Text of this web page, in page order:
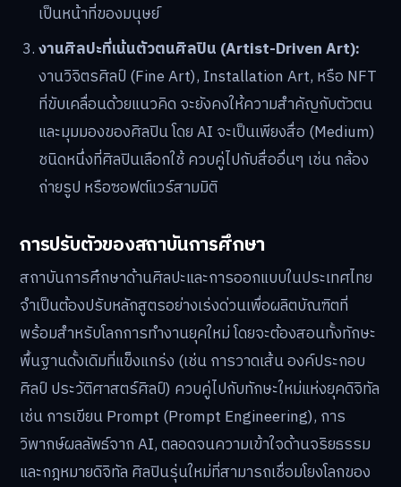
เป็นหน้าที่ของมนุษย์
งานศิลปะที่เน้นตัวตนศิลปิน (Artist-Driven Art):
งานวิจิตรศิลป์ (Fine Art), Installation Art, หรือ NFT
ที่ขับเคลื่อนด้วยแนวคิด จะยังคงให้ความสำคัญกับตัวตน
และมุมมองของศิลปิน โดย AI จะเป็นเพียงสื่อ (Medium)
ชนิดหนึ่งที่ศิลปินเลือกใช้ ควบคู่ไปกับสื่ออื่นๆ เช่น กล้อง
ถ่ายรูป หรือซอฟต์แวร์สามมิติ
การปรับตัวของสถาบันการศึกษา
สถาบันการศึกษาด้านศิลปะและการออกแบบในประเทศไทย
จำเป็นต้องปรับหลักสูตรอย่างเร่งด่วนเพื่อผลิตบัณฑิตที่
พร้อมสำหรับโลกการทำงานยุคใหม่ โดยจะต้องสอนทั้งทักษะ
พื้นฐานดั้งเดิมที่แข็งแกร่ง (เช่น การวาดเส้น องค์ประกอบ
ศิลป์ ประวัติศาสตร์ศิลป์) ควบคู่ไปกับทักษะใหม่แห่งยุคดิจิทัล
เช่น การเขียน Prompt (Prompt Engineering), การ
วิพากษ์ผลลัพธ์จาก AI, ตลอดจนความเข้าใจด้านจริยธรรม
และกฎหมายดิจิทัล ศิลปินรุ่นใหม่ที่สามารถเชื่อมโยงโลกของ